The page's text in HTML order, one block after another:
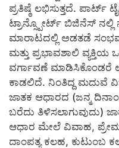
ಪ್ರತಿಷ್ಠೆ ಲಭಿಸುತ್ತದೆ. ಪಾರ್ಟ್
ಟ್ರಾನ್ಸ್ಪೋರ್ಟ್ ಬಿಜಿನೆಸ್ ನಲ್ಲಿ
ಮಾರಾಟದಲ್ಲಿ ಅಡತಡೆ
ಮತ್ತು ಪ್ರಭಾವಶಾಲಿ ವ್ಯಕ್ತಿಯ
ವರ್ಗಾವಣೆ ಮಾಡಿಸಿಕೊಂಡರೆ
ಕಾಡಲಿದೆ. ನಿಂತಿದ್ದ ಮದುವೆ
ಜಾತಕ ಆಧಾರದ (ಜನ್ಮ
ಬರೆದು ತಿಳಿಸಲಾಗುವುದು)
ಆಧಾರ ಮೇಲೆ ವಿವಾಹ,
ದಾಂಪತ್ಯ ಕಲಹ, ಕುಟುಂಬ